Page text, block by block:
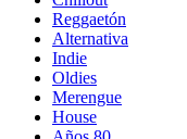
Reggaetón
Alternativa
Indie
Oldies
Merengue
House